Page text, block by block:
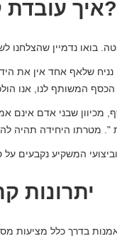
איך עובדת קרן השקעות?
שלאף אחד אין את
מכיוון שבני אדם אינם
יתרונות